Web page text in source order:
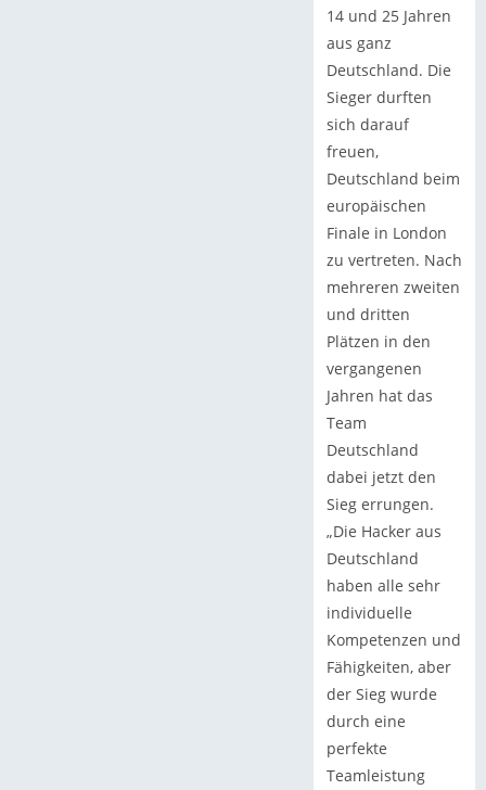
14 und 25 Jahren
aus ganz
Deutschland. Die
Sieger durften
sich darauf
freuen,
Deutschland beim
europäischen
Finale in London
zu vertreten. Nach
mehreren zweiten
und dritten
Plätzen in den
vergangenen
Jahren hat das
Team
Deutschland
dabei jetzt den
Sieg errungen.
„Die Hacker aus
Deutschland
haben alle sehr
individuelle
Kompetenzen und
Fähigkeiten, aber
der Sieg wurde
durch eine
perfekte
Teamleistung